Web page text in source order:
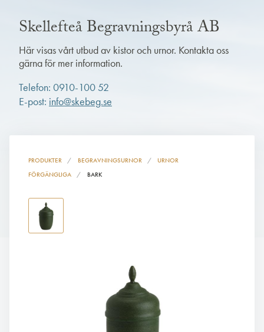
Skellefteå Begravningsbyrå AB
Här visas vårt utbud av kistor och urnor. Kontakta oss
gärna för mer information.
Telefon: 0910-100 52
E-post: info@skebeg.se
PRODUKTER BEGRAVNINGSURNOR
URNOR
FÖRGÄNGLIGA
BARK